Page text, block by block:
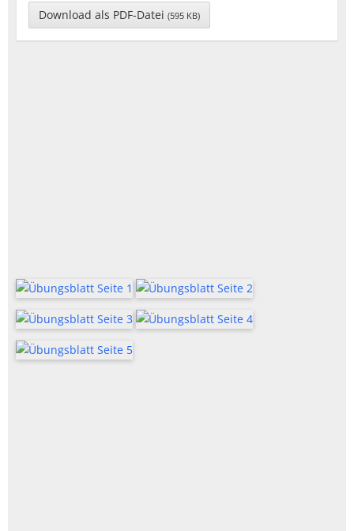
Download als PDF-Datei (595 KB)